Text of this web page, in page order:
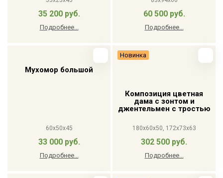
35 200 руб.
Подробнее...
60 500 руб.
Подробнее...
Мухомор большой
60x50x45
33 000 руб.
Подробнее...
Новинка
Композиция цветная
дама с зонтом и
джентельмен с тростью
180x60x50, 172x73x63
302 500 руб.
Подробнее...